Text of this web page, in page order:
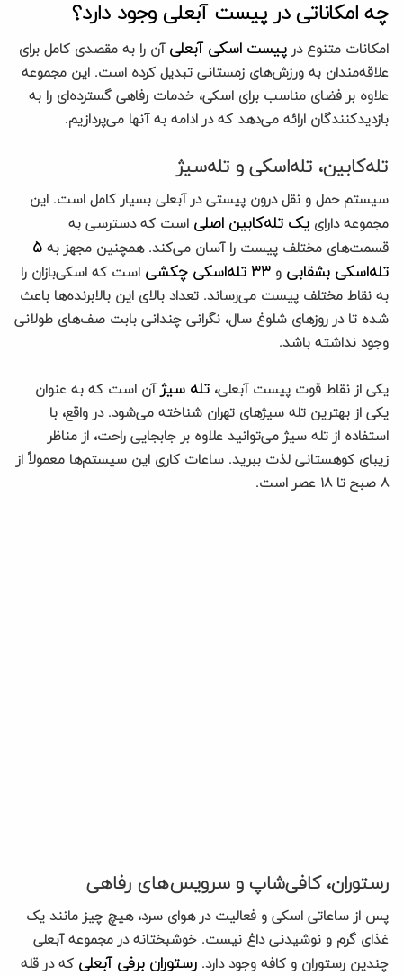
چه امکاناتی در پیست آبعلی وجود دارد؟
امکانات متنوع درپیست اسکی آبعلی آن را به مقصدی کامل برای
علاقه‌مندان به ورزش‌های زمستانی تبدیل کرده است. این مجموعه
علاوه بر فضای مناسب برای اسکی، خدمات رفاهی گسترده‌ای را به
بازدیدکنندگان ارائه می‌دهد که در ادامه به آنها می‌پردازیم.
تله‌کابین، تله‌اسکی و تله‌سیژ
سیستم حمل و نقل درون پیستی در آبعلی بسیار کامل است. این
مجموعه دارای یک تله‌کابین اصلی است که دسترسی به
قسمت‌های مختلف پیست را آسان می‌کند. همچنین مجهز به ۵
تله‌اسکی بشقابی و ۳۳ تله‌اسکی چکشی
است که اسکی‌بازان را
به نقاط مختلف پیست می‌رساند. تعداد بالای این بالابرنده‌ها باعث
شده تا در روزهای شلوغ سال، نگرانی چندانی بابت صف‌های طولانی
وجود نداشته باشد.
یکی از نقاط قوت پیست آبعلی، تله سیژآن است که به عنوان
یکی از بهترین تله سیژهای تهران شناخته می‌شود. در واقع، با
استفاده از تله سیژ می‌توانید علاوه بر جابجایی راحت، از مناظر
زیبای کوهستانی لذت ببرید. ساعات کاری این سیستم‌ها معمولاً از
۸ صبح تا ۱۸ عصر است.
رستوران، کافی‌شاپ و سرویس‌های رفاهی
پس از ساعاتی اسکی و فعالیت در هوای سرد، هیچ چیز مانند یک
غذای گرم و نوشیدنی داغ نیست. خوشبختانه در مجموعه آبعلی
چندین رستوران و کافه وجود دارد. رستوران برفی آبعلی که در قله